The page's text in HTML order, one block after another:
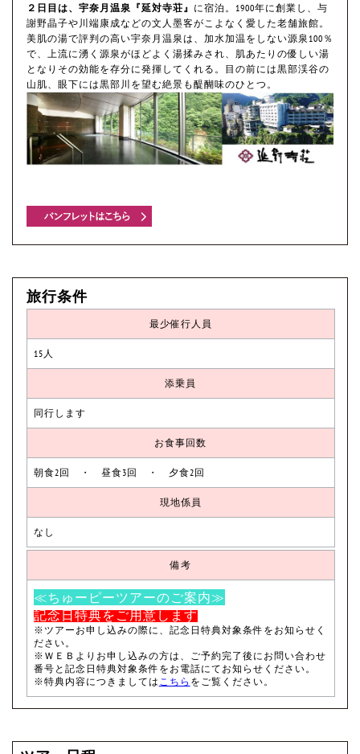
２日目は、宇奈月温泉『延対寺荘』 に宿泊。1900年に創業し、与
謝野晶子や川端康成などの文人墨客がこよなく愛した老舗旅館。
美肌の湯で評判の高い宇奈月温泉は、加水加温をしない源泉100％
で、上流に湧く源泉がほどよく湯揉みされ、肌あたりの優しい湯
となりその効能を存分に発揮してくれる。目の前には黒部渓谷の
山肌、眼下には黒部川を望む絶景も醍醐味のひとつ。
旅行条件
最少催行人員
15人
添乗員
同行します
お食事回数
朝食2回 ・ 昼食3回 ・ 夕食2回
現地係員
なし
備考
≪ちゅーピーツアーのご案内≫
記念日特典をご用意します
※ツアーお申し込みの際に、 記念日特典対象条件 をお知らせく
ださい。
※ＷＥＢよりお申し込みの方は、ご予約完了後にお問い合わせ
番号と 記念日特典対象条件 をお電話にてお知らせください。
※特典内容につきましては こちら をご覧ください。